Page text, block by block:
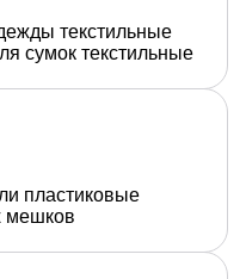
текстильные
сумок текстильные
пластиковые
мешков